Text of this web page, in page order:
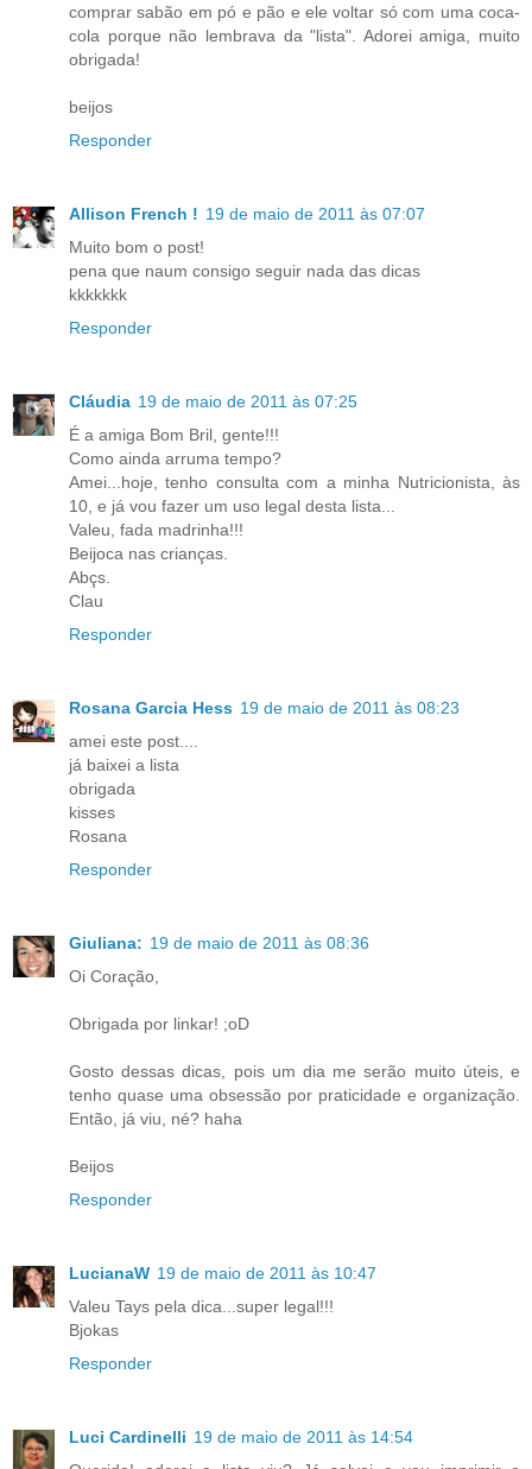
comprar sabão em pó e pão e ele voltar só com uma coca-
cola porque não lembrava da "lista". Adorei amiga, muito
obrigada!
beijos
Responder
Allison French ! 19 de maio de 2011 às 07:07
Muito bom o post!
pena que naum consigo seguir nada das dicas
kkkkkkk
Responder
Cláudia 19 de maio de 2011 às 07:25
É a amiga Bom Bril, gente!!!
Como ainda arruma tempo?
Amei...hoje, tenho consulta com a minha Nutricionista, às
10, e já vou fazer um uso legal desta lista...
Valeu, fada madrinha!!!
Beijoca nas crianças.
Abçs.
Clau
Responder
Rosana Garcia Hess 19 de maio de 2011 às 08:23
amei este post....
já baixei a lista
obrigada
kisses
Rosana
Responder
Giuliana: 19 de maio de 2011 às 08:36
Oi Coração,
Obrigada por linkar! ;oD
Gosto dessas dicas, pois um dia me serão muito úteis, e
tenho quase uma obsessão por praticidade e organização.
Então, já viu, né? haha
Beijos
Responder
LucianaW 19 de maio de 2011 às 10:47
Valeu Tays pela dica...super legal!!!
Bjokas
Responder
Luci Cardinelli 19 de maio de 2011 às 14:54